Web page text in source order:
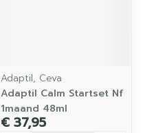
Adaptil, Ceva
Adaptil Calm Startset Nf
1maand 48ml
€ 37,95